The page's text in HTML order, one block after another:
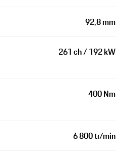
92,8 mm
261 ch / 192 kW
400 Nm
6 800 tr/min